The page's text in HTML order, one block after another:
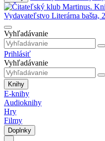
Vyhľadávanie
Prihlásiť
Vyhľadávanie
Knihy
E-knihy
Audioknihy
Hry
Filmy
Doplnky